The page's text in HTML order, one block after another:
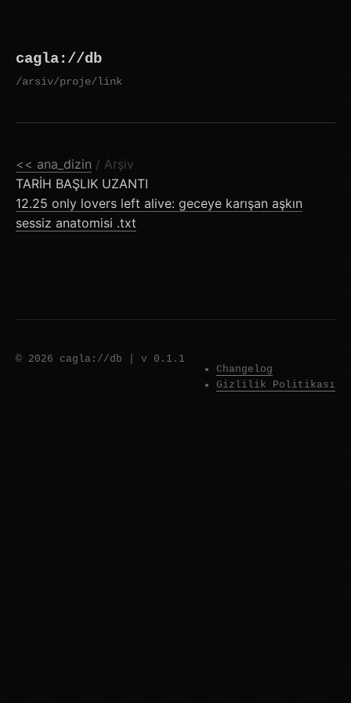
content
cagla://db
/arsiv/proje/link
<< ana_dizin / Arşiv
TARİH BAŞLIK UZANTI
12.25 only lovers left alive: geceye karışan aşkın
sessiz anatomisi .txt
© 2026 cagla://db
v 0.1.1
Changelog
Gizlilik Politikası